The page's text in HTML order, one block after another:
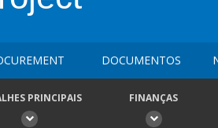
DOCUMENTOS
PRINCIPAIS FINANÇAS